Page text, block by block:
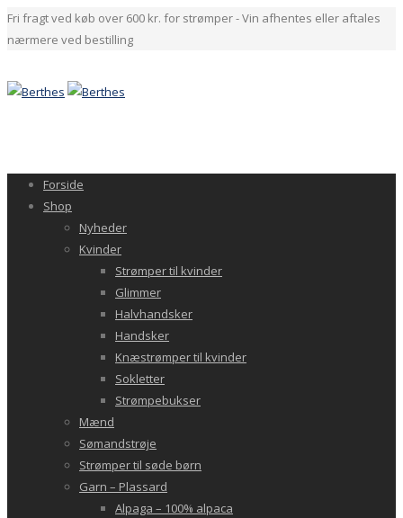
Fri fragt ved køb over 600 kr. for strømper - Vin afhentes eller aftales
nærmere ved bestilling
Forside
Shop
Nyheder
Kvinder
Strømper til kvinder
Glimmer
Halvhandsker
Handsker
Knæstrømper til kvinder
Sokletter
Strømpebukser
Mænd
Sømandstrøje
Strømper til søde børn
Garn – Plassard
Alpaga – 100% alpaca